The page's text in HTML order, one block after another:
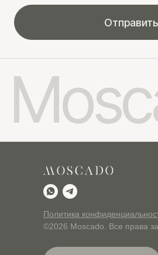
Политика
©2026 Moscado. Все права